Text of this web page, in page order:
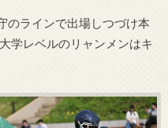
のラインで出場しつづけ本
学レベルのリャンメンはキ